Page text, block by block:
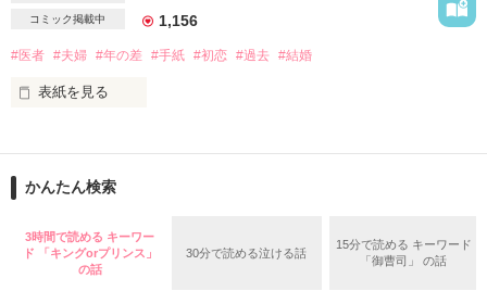
レビュー、感想ありがとうございます！
       usamo様
ともがく様
tarara様
有名企業で社長秘書を務める岡崎凛音は
高校時代から壬生柊吾を想い続けている
偶然の幸運が重なり、凛音は柊吾と
今では一緒に暮らし身体を重ねる関係に
凛音が愛される見込みはまるでない
おまけに柊吾に見合いの話が持ち込まれ
凛音は別れを考え始める
お互いに秘密を抱え遠回りしながらも
コミック掲載中 1,156
#医者 #夫婦 #年の差 #手紙 #初恋 #過去 #結婚
表紙を見る
過去のある出来事から、極度の話下手な私
愛を深めるために必要としたのは、
想いを紙に綴ることだった。
かんたん検索
3時間で読める キーワー
ド 「キングorプリンス」
の話
30分で読める泣ける話
15分で読める キーワード
「御曹司」 の話